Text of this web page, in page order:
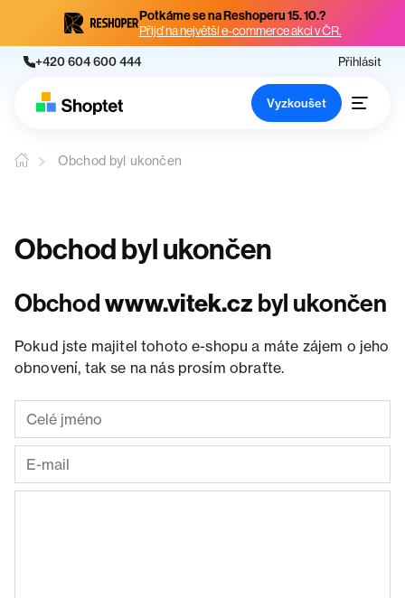
Potkáme se na Reshoperu 15. 10.?
Přijď na největší e-commerce akci v ČR.
+420 604 600 444 Přihlásit
Vyzkoušet
Obchod byl ukončen
Obchod byl ukončen
Obchodwww.vitek.cz byl ukončen
Pokud jste majitel tohoto e-shopu a máte zájem o jeho
obnovení, tak se na nás prosím obraťte.